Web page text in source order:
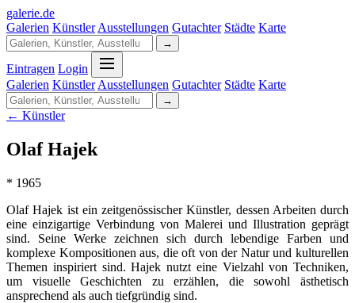
galerie.de
Galerien Künstler Ausstellungen Gutachter Städte Karte
→
Eintragen Login
Galerien Künstler Ausstellungen Gutachter Städte Karte
→
← Künstler
Olaf Hajek
* 1965
Olaf Hajek ist ein zeitgenössischer Künstler, dessen Arbeiten durch
eine einzigartige Verbindung von Malerei und Illustration geprägt
sind. Seine Werke zeichnen sich durch lebendige Farben und
komplexe Kompositionen aus, die oft von der Natur und kulturellen
Themen inspiriert sind. Hajek nutzt eine Vielzahl von Techniken,
um visuelle Geschichten zu erzählen, die sowohl ästhetisch
ansprechend als auch tiefgründig sind.